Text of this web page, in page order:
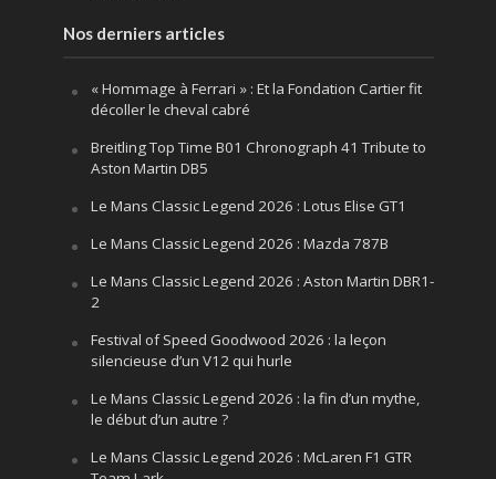
Nos derniers articles
« Hommage à Ferrari » : Et la Fondation Cartier fit
décoller le cheval cabré
Breitling Top Time B01 Chronograph 41 Tribute to
Aston Martin DB5
Le Mans Classic Legend 2026 : Lotus Elise GT1
Le Mans Classic Legend 2026 : Mazda 787B
Le Mans Classic Legend 2026 : Aston Martin DBR1-
2
Festival of Speed Goodwood 2026 : la leçon
silencieuse d’un V12 qui hurle
Le Mans Classic Legend 2026 : la fin d’un mythe,
le début d’un autre ?
Le Mans Classic Legend 2026 : McLaren F1 GTR